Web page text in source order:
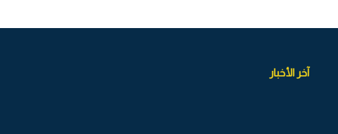
آخر الأخبار